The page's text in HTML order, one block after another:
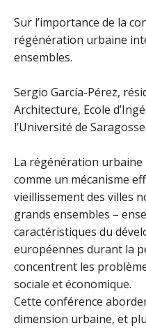
Sur l’importance de la
régénération urbaine
ensembles.
Sergio García-Pérez,
Architecture, Ecole
l’Université de Saragosse.
La régénération urbaine
comme un mécanisme
vieillissement des villes
grands ensembles –
caractéristiques du
européennes durant la
concentrent les
sociale et économique.
Cette conférence
dimension urbaine, et